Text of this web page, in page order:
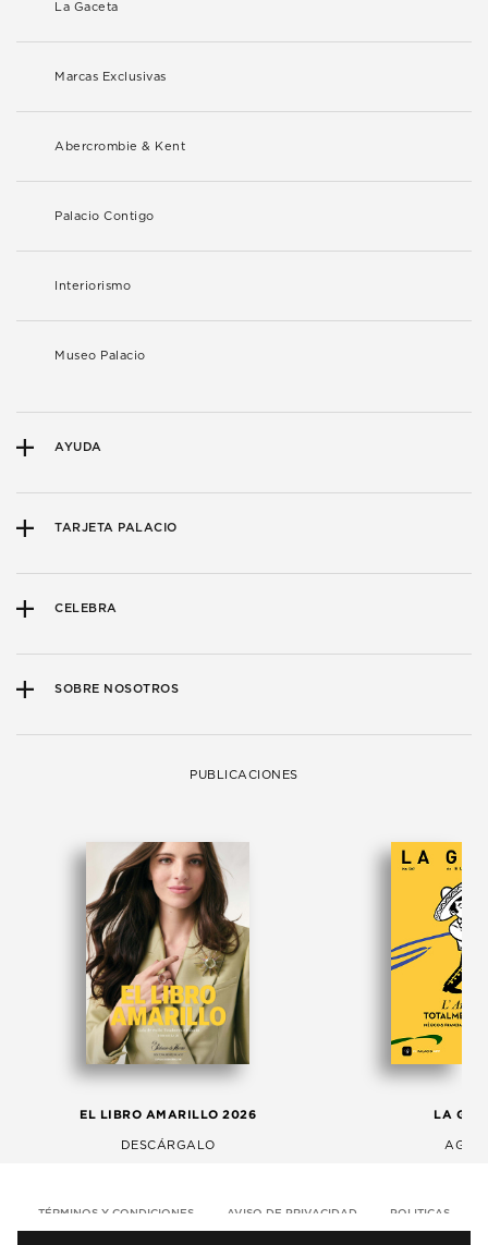
La Gaceta
Marcas Exclusivas
Abercrombie & Kent
Palacio Contigo
Interiorismo
Museo Palacio
AYUDA
TARJETA PALACIO
CELEBRA
SOBRE NOSOTROS
PUBLICACIONES
EL LIBRO AMARILLO 2026
DESCÁRGALO
LA
TÉRMINOS Y CONDICIONES AVISO DE PRIVACIDAD POLITICAS